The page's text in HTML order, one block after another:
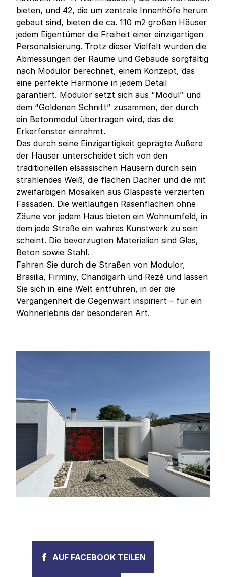
bieten, und 42, die um zentrale Innenhöfe herum
gebaut sind, bieten die ca. 110 m2 großen Häuser
jedem Eigentümer die Freiheit einer einzigartigen
Personalisierung. Trotz dieser Vielfalt wurden die
Abmessungen der Räume und Gebäude sorgfältig
nach Modulor berechnet, einem Konzept, das
eine perfekte Harmonie in jedem Detail
garantiert. Modulor setzt sich aus “Modul” und
dem “Goldenen Schnitt” zusammen, der durch
ein Betonmodul übertragen wird, das die
Erkerfenster einrahmt.
Das durch seine Einzigartigkeit geprägte Äußere
der Häuser unterscheidet sich von den
traditionellen elsässischen Häusern durch sein
strahlendes Weiß, die flachen Dächer und die mit
zweifarbigen Mosaiken aus Glaspaste verzierten
Fassaden. Die weitläufigen Rasenflächen ohne
Zäune vor jedem Haus bieten ein Wohnumfeld, in
dem jede Straße ein wahres Kunstwerk zu sein
scheint. Die bevorzugten Materialien sind Glas,
Beton sowie Stahl.
Fahren Sie durch die Straßen von Modulor,
Brasilia, Firminy, Chandigarh und Rezé und lassen
Sie sich in eine Welt entführen, in der die
Vergangenheit die Gegenwart inspiriert – für ein
Wohnerlebnis der besonderen Art.
AUF FACEBOOK TEILEN